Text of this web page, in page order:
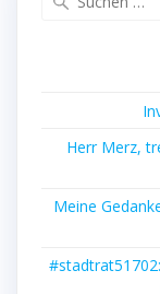
Herr Merz,
Meine